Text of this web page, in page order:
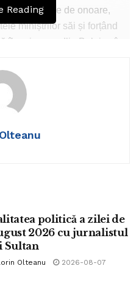
o demisie de onoare,
miniștrilor săi și forțând
îl mai vor pe Ilie Bolojan în
de partide să rămână dar
pompier care făcea serviciul
Reading
politică a zilei de
2026 cu jurnalistul
Sultan
Olteanu 2026-08-07